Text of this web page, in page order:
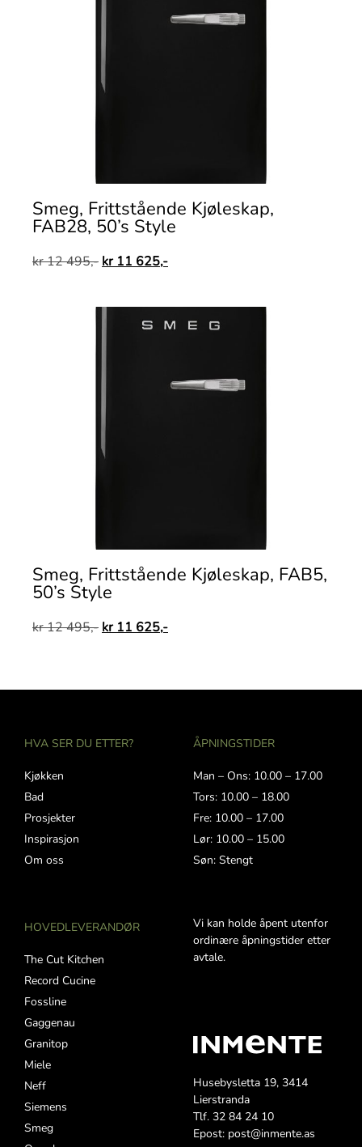
Smeg, Frittstående Kjøleskap,
FAB28, 50’s Style
kr12 495,- kr11 625,-
Smeg, Frittstående Kjøleskap, FAB5,
50’s Style
kr12 495,- kr11 625,-
HVA SER DU ETTER?
Kjøkken
Bad
Prosjekter
Inspirasjon
Om oss
HOVEDLEVERANDØR
The Cut Kitchen
Record Cucine
Fossline
Gaggenau
Granitop
Miele
Neff
Siemens
Smeg
ÅPNINGSTIDER
Man – Ons: 10.00 – 17.00
Tors: 10.00 – 18.00
Fre: 10.00 – 17.00
Lør: 10.00 – 15.00
Søn: Stengt
Vi kan holde åpent utenfor
ordinære åpningstider etter
avtale.
Husebysletta 19, 3414
Lierstranda
Tlf. 32 84 24 10
Epost: post@inmente.as